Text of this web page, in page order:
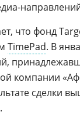
что фонд
TimePad. В
компании
сделки